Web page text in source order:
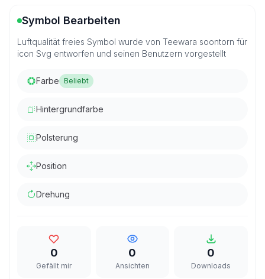
Symbol Bearbeiten
Luftqualität freies Symbol wurde von Teewara soontorn für
icon Svg entworfen und seinen Benutzern vorgestellt
Farbe Beliebt
Hintergrundfarbe
Polsterung
Position
Drehung
0
Gefällt mir
0
Ansichten
0
Downloads